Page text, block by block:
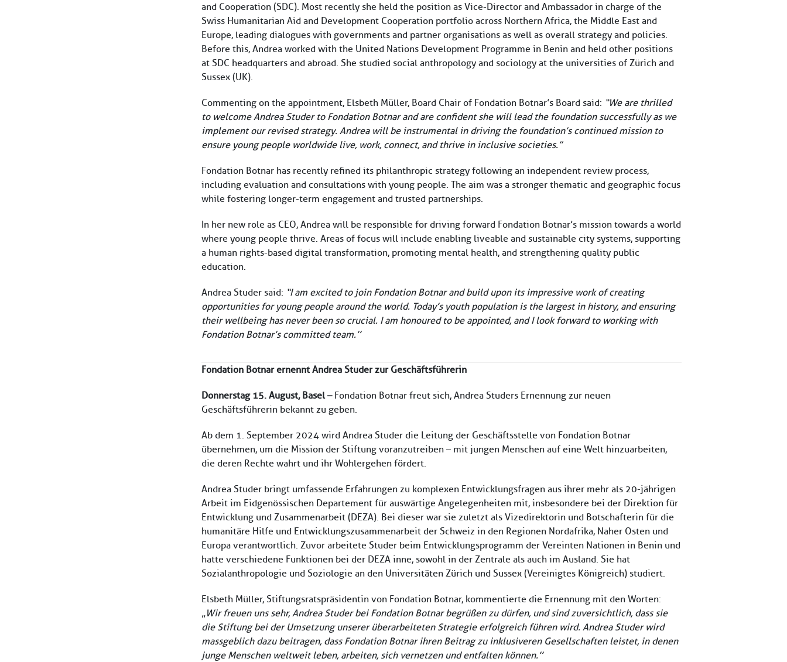
and Cooperation (SDC). Most recently she held the position as Vice-Director and Ambassador in charge of the
Swiss Humanitarian Aid and Development Cooperation portfolio across Northern Africa, the Middle East and
Europe, leading dialogues with governments and partner organisations as well as overall strategy and policies.
Before this, Andrea worked with the United Nations Development Programme in Benin and held other positions
at SDC headquarters and abroad. She studied social anthropology and sociology at the universities of Zürich and
Sussex (UK).
Commenting on the appointment, Elsbeth Müller, Board Chair of Fondation Botnar’s Board said: “We are thrilled
to welcome Andrea Studer to Fondation Botnar and are confident she will lead the foundation successfully as we
implement our revised strategy. Andrea will be instrumental in driving the foundation’s continued mission to
ensure young people worldwide live, work, connect, and thrive in inclusive societies.”
Fondation Botnar has recently refined its philanthropic strategy following an independent review process,
including evaluation and consultations with young people. The aim was a stronger thematic and geographic focus
while fostering longer-term engagement and trusted partnerships.
In her new role as CEO, Andrea will be responsible for driving forward Fondation Botnar’s mission towards a world
where young people thrive. Areas of focus will include enabling liveable and sustainable city systems, supporting
a human rights-based digital transformation, promoting mental health, and strengthening quality public
education.
Andrea Studer said: “I am excited to join Fondation Botnar and build upon its impressive work of creating
opportunities for young people around the world. Today’s youth population is the largest in history, and ensuring
their wellbeing has never been so crucial. I am honoured to be appointed, and I look forward to working with
Fondation Botnar’s committed team.’’
Fondation Botnar ernennt Andrea Studer zur Geschäftsführerin
Donnerstag 15. August, Basel –Fondation Botnar freut sich, Andrea Studers Ernennung zur neuen
Geschäftsführerin bekannt zu geben.
Ab dem 1. September 2024 wird Andrea Studer die Leitung der Geschäftsstelle von Fondation Botnar
übernehmen, um die Mission der Stiftung voranzutreiben – mit jungen Menschen auf eine Welt hinzuarbeiten,
die deren Rechte wahrt und ihr Wohlergehen fördert.
Andrea Studer bringt umfassende Erfahrungen zu komplexen Entwicklungsfragen aus ihrer mehr als 20-jährigen
Arbeit im Eidgenössischen Departement für auswärtige Angelegenheiten mit, insbesondere bei der Direktion für
Entwicklung und Zusammenarbeit (DEZA). Bei dieser war sie zuletzt als Vizedirektorin und Botschafterin für die
humanitäre Hilfe und Entwicklungszusammenarbeit der Schweiz in den Regionen Nordafrika, Naher Osten und
Europa verantwortlich. Zuvor arbeitete Studer beim Entwicklungsprogramm der Vereinten Nationen in Benin und
hatte verschiedene Funktionen bei der DEZA inne, sowohl in der Zentrale als auch im Ausland. Sie hat
Sozialanthropologie und Soziologie an den Universitäten Zürich und Sussex (Vereinigtes Königreich) studiert.
Elsbeth Müller, Stiftungsratspräsidentin von Fondation Botnar, kommentierte die Ernennung mit den Worten:
„Wir freuen uns sehr, Andrea Studer bei Fondation Botnar begrüßen zu dürfen, und sind zuversichtlich, dass sie
die Stiftung bei der Umsetzung unserer überarbeiteten Strategie erfolgreich führen wird. Andrea Studer wird
massgeblich dazu beitragen, dass Fondation Botnar ihren Beitrag zu inklusiveren Gesellschaften leistet, in denen
junge Menschen weltweit leben, arbeiten, sich vernetzen und entfalten können.’’